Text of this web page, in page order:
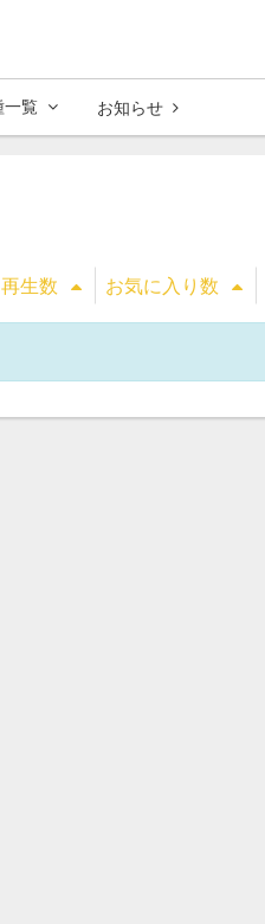
一覧 お知らせ
再生数 お気に入り数